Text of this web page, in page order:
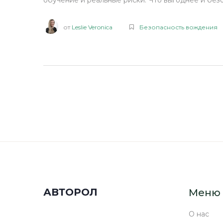
от Leslie Veronica Безопасность вождения
АВТОРОЛ Меню
О нас